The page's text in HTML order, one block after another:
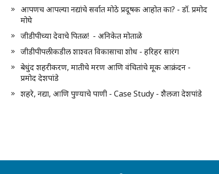
आपणच आपल्या नद्यांचे सर्वात मोठे प्रदूषक आहोत का? - डॉ. प्रमोद
मोघे
जीडीपीच्या देवाचे पितळ! - अनिकेत मोताळे
जीडीपीपलीकडील शाश्वत विकासाचा शोध - हरिहर सारंग
बेधुंद शहरीकरण, मातीचे मरण आणि वंचितांचे मूक आक्रंदन -
प्रमोद देशपांडे
शहरे, नद्या, आणि पुण्याचे पाणी - Case Study - शैलजा देशपांडे